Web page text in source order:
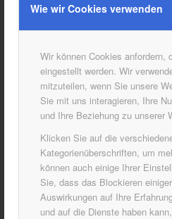
Wie wir Cookies verwenden
Wir können Cookies anfordern,
eingestellt werden. Wir
mitzuteilen, wenn Sie unsere
Sie mit uns interagieren, Ihre
und Ihre Beziehung zu unserer
Klicken Sie auf die
Kategorienüberschriften, um
können auch einige Ihrer
Sie, dass das Blockieren
Auswirkungen auf Ihre
und auf die Dienste haben
Project 2 – Modern